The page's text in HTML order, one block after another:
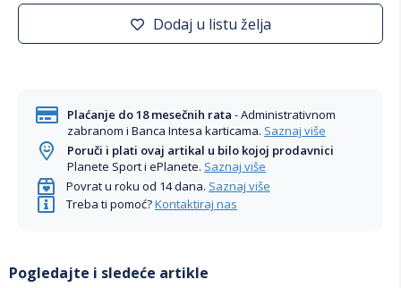
Dodaj u listu želja
Plaćanje do 18 mesečnih rata - Administrativnom
zabranom i Banca Intesa karticama. Saznaj više
Poruči i plati ovaj artikal u bilo kojoj prodavnici
Planete Sport i ePlanete. Saznaj više
Povrat u roku od 14 dana. Saznaj više
Treba ti pomoć?Kontaktiraj nas
Pogledajte i sledeće artikle